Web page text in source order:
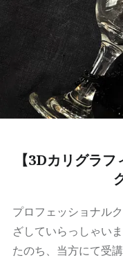
【3Dカリグラ
プロフェッショナル
ざしていらっしゃい
たのち、当方にて受